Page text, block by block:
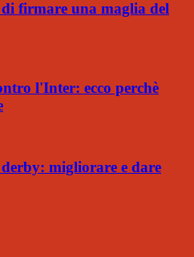
firmare una maglia del
l'Inter: ecco perchè
migliorare e dare